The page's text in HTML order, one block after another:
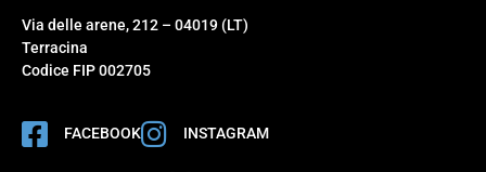
Via delle arene, 212 – 04019 (LT)
Terracina
Codice FIP 002705
FACEBOOK INSTAGRAM